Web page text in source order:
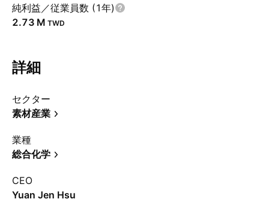
純利益／従業員数 (1年)
‪2.73 M‬ TWD
詳細
セクター
素材産業
業種
総合化学
CEO
Yuan Jen Hsu